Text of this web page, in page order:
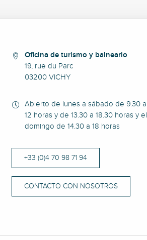
Oficina de turismo y balneario
19, rue du Parc
03200 VICHY
Abierto de lunes a sábado de 9.30 a
12 horas y de 13.30 a 18.30 horas y el
domingo de 14.30 a 18 horas
+33 (0)4 70 98 71 94
CONTACTO CON NOSOTROS